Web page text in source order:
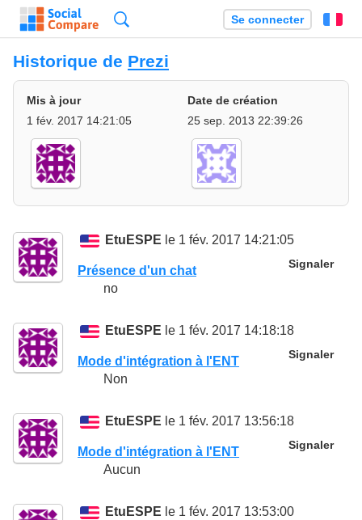
Se connecter
Historique de Prezi
Mis à jour
1 fév. 2017 14:21:05
Date de création
25 sep. 2013 22:39:26
EtuESPE le 1 fév. 2017 14:21:05
Signaler
Présence d'un chat
no
EtuESPE le 1 fév. 2017 14:18:18
Signaler
Mode d'intégration à l'ENT
Non
EtuESPE le 1 fév. 2017 13:56:18
Signaler
Mode d'intégration à l'ENT
Aucun
EtuESPE le 1 fév. 2017 13:53:00